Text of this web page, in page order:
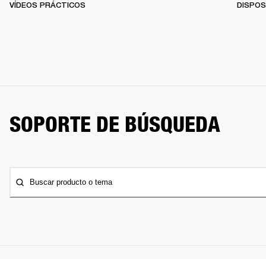
VÍDEOS PRÁCTICOS
SOPORTE DE BÚSQUEDA
Buscar producto o tema